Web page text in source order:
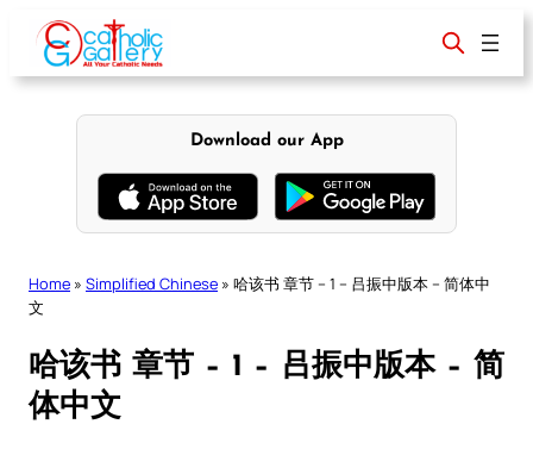
content
Download our App
Home » Simplified Chinese » 哈该书 章节 – 1 – 吕振中版本 – 简体中
文
哈该书 章节 – 1 – 吕振中版本 – 简
体中文